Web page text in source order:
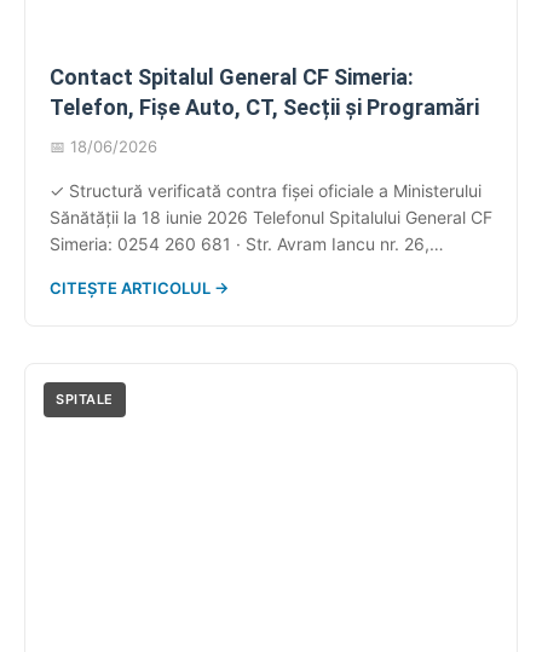
Contact Spitalul General CF Simeria:
Telefon, Fișe Auto, CT, Secții și Programări
📅 18/06/2026
✓ Structură verificată contra fișei oficiale a Ministerului
Sănătății la 18 iunie 2026 Telefonul Spitalului General CF
Simeria: 0254 260 681 · Str. Avram Iancu nr. 26,
Medical Stație CF, Str. Victoriei nr. 3. Spital în
CITEȘTE ARTICOLUL →
SPITALE